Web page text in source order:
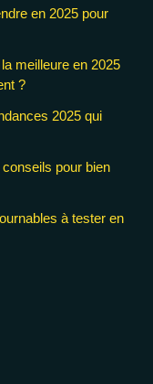
en 2025 pour
meilleure en 2025
?
2025 qui
pour bien
à tester en